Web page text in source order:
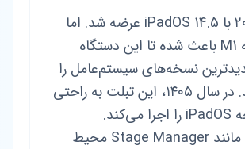
آیپد پرو ۲۰۲۱ با iPadOS 14.5 عرضه شد. اما
قدرت تراشه M1 باعث شده تا این دستگاه
نسخه‌های سیستم‌عامل را
دریافت کند. در سال ۱۴۰۵، این تبلت به راحتی
آخرین نسخه iPadOS را اجرا می‌کند.
ویژگی‌هایی مانند Stage Manager محیط